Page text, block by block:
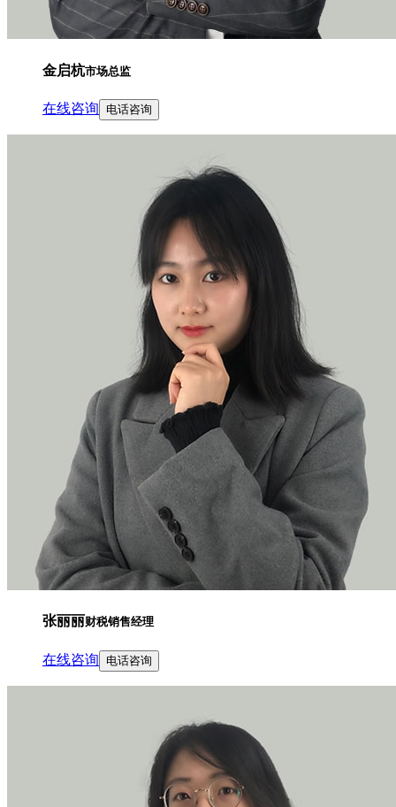
金启杭市场总监
在线咨询 电话咨询
张丽丽财税销售经理
在线咨询 电话咨询